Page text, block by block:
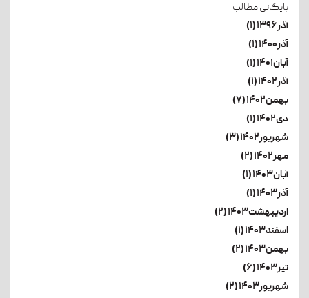
بایگانی مطالب
آذر۱۳۹۶ (۱)
آذر۱۴۰۰ (۱)
آبان۱۴۰۱ (۱)
آذر۱۴۰۲ (۱)
بهمن۱۴۰۲ (۷)
دی۱۴۰۲ (۱)
شهریور۱۴۰۲ (۳)
مهر۱۴۰۲ (۲)
آبان۱۴۰۳ (۱)
آذر۱۴۰۳ (۱)
اردیبهشت۱۴۰۳ (۲)
اسفند۱۴۰۳ (۱)
بهمن۱۴۰۳ (۲)
تیر۱۴۰۳ (۶)
شهریور۱۴۰۳ (۲)